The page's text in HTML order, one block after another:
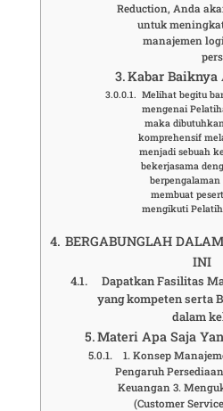
Reduction, Anda
untuk
manajemen
Kabar Baiknya
Melihat begitu
mengenai
maka
komprehensif
menjadi sebuah
bekerjasama
membuat
mengikuti
BERGABUNGLAH
INI
Dapatkan Fasilitas
yang kompeten serta
dalam
Materi Apa Saja
1. Konsep
Pengaruh
Keuangan 3.
(Customer